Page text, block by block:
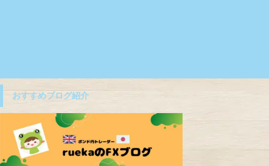
おすすめブログ紹介